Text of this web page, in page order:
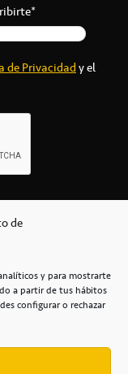
de
y para mostrarte
a partir de tus hábitos
configurar o rechazar
de Privacidady el